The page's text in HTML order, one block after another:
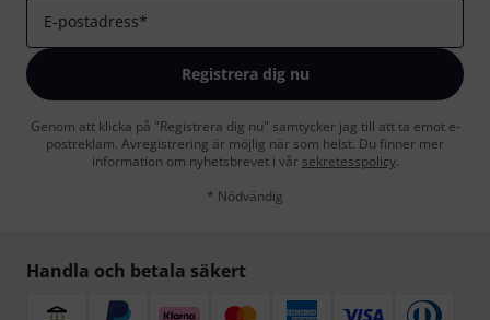
E-postadress*
Registrera dig nu
Genom att klicka på "Registrera dig nu" samtycker jag till att ta emot e-
postreklam. Avregistrering är möjlig när som helst. Du finner mer
information om nyhetsbrevet i vår sekretesspolicy.
* Nödvändig
Handla och betala säkert